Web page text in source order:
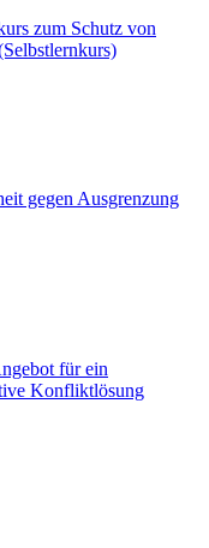
zum Schutz von
gegen Ausgrenzung
für ein
Konfliktlösung